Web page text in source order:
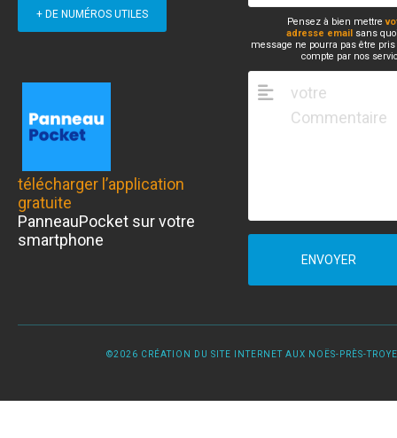
+ DE NUMÉROS UTILES
télécharger l’application
gratuite
PanneauPocket sur votre
smartphone
Pensez à bien mettre
adresse email sans
message ne pourra pas être
compte par nos
ENVOYER
©2026 CRÉATION DU SITE INTERNET AUX NOËS-PRÈS-